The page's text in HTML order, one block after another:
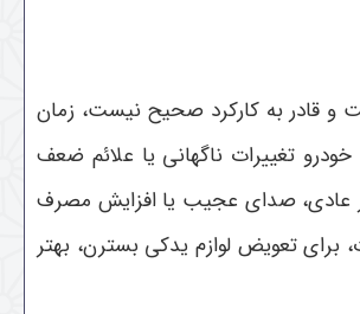
و قادر به کارکرد صحیح نیست، زمان
تغییرات ناگهانی یا علائم ضعف
عادی، صدای عجیب یا افزایش مصرف
تعویض لوازم یدکی بسترن، بهتر